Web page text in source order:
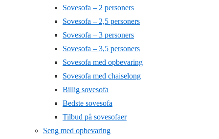
Sovesofa – 2 personers
Sovesofa – 2,5 personers
Sovesofa – 3 personers
Sovesofa – 3,5 personers
Sovesofa med opbevaring
Sovesofa med chaiselong
Billig sovesofa
Bedste sovesofa
Tilbud på sovesofaer
Seng med opbevaring